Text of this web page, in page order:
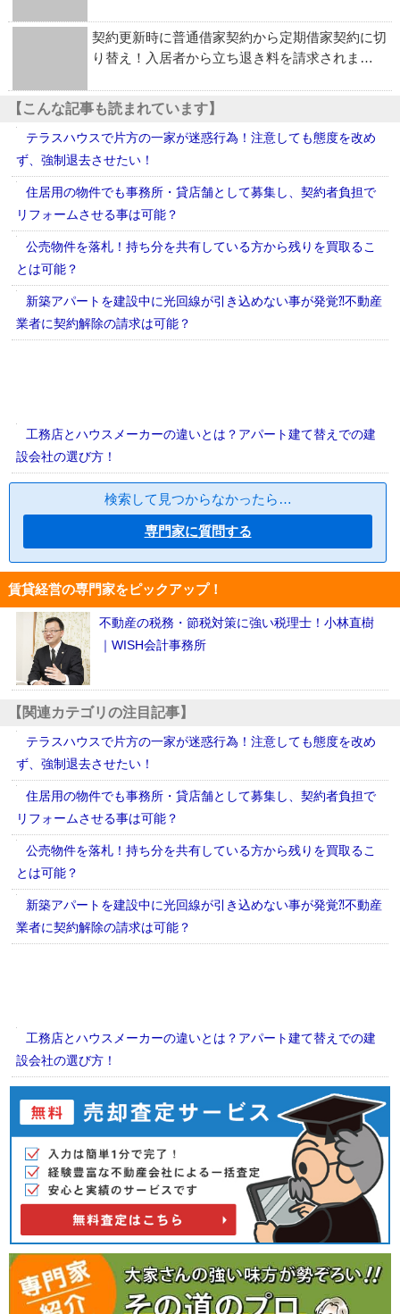
契約更新時に普通借家契約から定期借家契約に切
り替え！入居者から立ち退き料を請求されま…
【こんな記事も読まれています】
テラスハウスで片方の一家が迷惑行為！注意しても態度を改め
ず、強制退去させたい！
住居用の物件でも事務所・貸店舗として募集し、契約者負担で
リフォームさせる事は可能？
公売物件を落札！持ち分を共有している方から残りを買取るこ
とは可能？
新築アパートを建設中に光回線が引き込めない事が発覚⁈不動産
業者に契約解除の請求は可能？
工務店とハウスメーカーの違いとは？アパート建て替えでの建
設会社の選び方！
検索して見つからなかったら…
専門家に質問する
賃貸経営の専門家をピックアップ！
不動産の税務・節税対策に強い税理士！小林直樹
｜WISH会計事務所
【関連カテゴリの注目記事】
テラスハウスで片方の一家が迷惑行為！注意しても態度を改め
ず、強制退去させたい！
住居用の物件でも事務所・貸店舗として募集し、契約者負担で
リフォームさせる事は可能？
公売物件を落札！持ち分を共有している方から残りを買取るこ
とは可能？
新築アパートを建設中に光回線が引き込めない事が発覚⁈不動産
業者に契約解除の請求は可能？
工務店とハウスメーカーの違いとは？アパート建て替えでの建
設会社の選び方！